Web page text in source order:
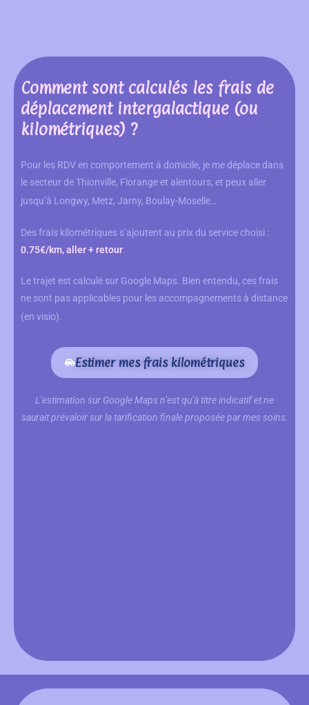
Comment sont calculés les frais de
déplacement intergalactique (ou
kilométriques) ?
Pour les RDV en comportement à domicile, je me déplace dans
le secteur de Thionville, Florange et alentours, et peux aller
jusqu’à Longwy, Metz, Jarny, Boulay-Moselle…
Des frais kilométriques s’ajoutent au prix du service choisi :
0.75€/km, aller + retour.
Le trajet est calculé sur Google Maps. Bien entendu, ces frais
ne sont pas applicables pour les accompagnements à distance
(en visio).
Estimer mes frais kilométriques
L’estimation sur Google Maps n’est qu’à titre indicatif et ne
saurait prévaloir sur la tarification finale proposée par mes soins.